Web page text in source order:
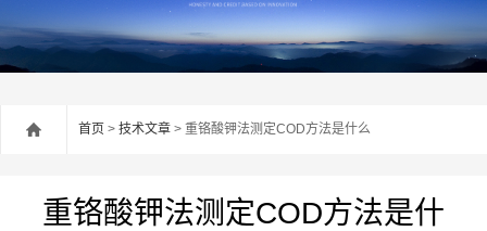
首页 > 技术文章 > 重铬酸钾法测定COD方法是什么
重铬酸钾法测定COD方法是什